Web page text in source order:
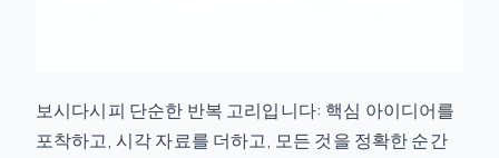
보시다시피 단순한 반복 고리입니다: 핵심 아이디어를
포착하고, 시각 자료를 더하고, 모든 것을 정확한 순간